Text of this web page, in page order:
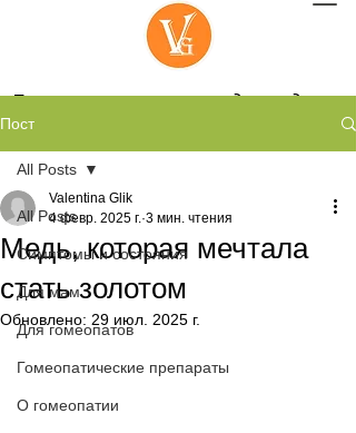
Гомеопатия -возрождает даже
Пост
All Posts
Симптомы и состояния
Для мам
Для гомеопатов
Гомеопатические препараты
О гомеопатии
All Posts
Медь, которая мечтала
стать золотом
Valentina Glik
4 февр. 2025 г. 3 мин. чтения
Обновлено: 29 июл. 2025 г.